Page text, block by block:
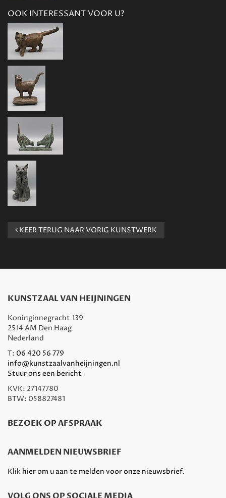
OOK INTERESSANT VOOR U?
KEER TERUG NAAR VORIG KUNSTWERK
KUNSTZAAL VAN HEIJNINGEN
Koninginnegracht 139
2514 AM Den Haag
Nederland
T: 06 420 56 779
info@kunstzaalvanheijningen.nl
Stuur ons een bericht
KVK: 27147780
BTW: 058827481
BEZOEK OP AFSPRAAK
AANMELDEN NIEUWSBRIEF
Klik hier om u aan te melden voor onze nieuwsbrief.